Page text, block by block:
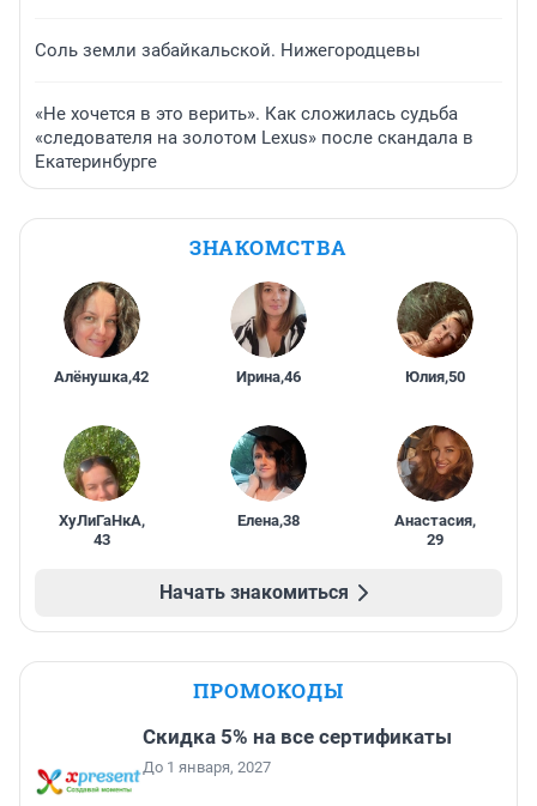
Соль земли забайкальской. Нижегородцевы
«Не хочется в это верить». Как сложилась судьба
«следователя на золотом Lexus» после скандала в
Екатеринбурге
ЗНАКОМСТВА
Алёнушка,42 Ирина,46 Юлия,50
ХуЛиГаНкА,
43
Елена,38 Анастасия,
29
Начать знакомиться
ПРОМОКОДЫ
Скидка 5% на все сертификаты
До 1 января, 2027